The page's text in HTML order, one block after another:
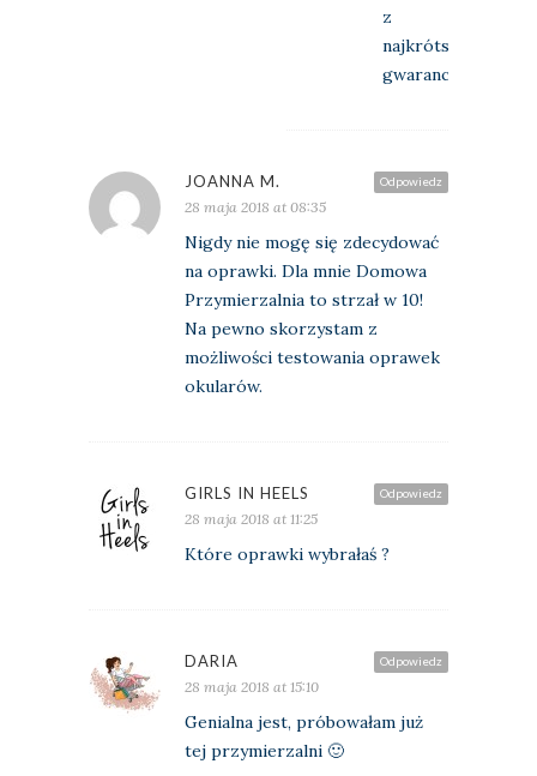
z
najkrótszą
gwarancją…
Odpowiedz
JOANNA M.
28 maja 2018 at 08:35
Nigdy nie mogę się zdecydować
na oprawki. Dla mnie Domowa
Przymierzalnia to strzał w 10!
Na pewno skorzystam z
możliwości testowania oprawek
okularów.
Odpowiedz
GIRLS IN HEELS
28 maja 2018 at 11:25
Które oprawki wybrałaś ?
Odpowiedz
DARIA
28 maja 2018 at 15:10
Genialna jest, próbowałam już
tej przymierzalni 🙂